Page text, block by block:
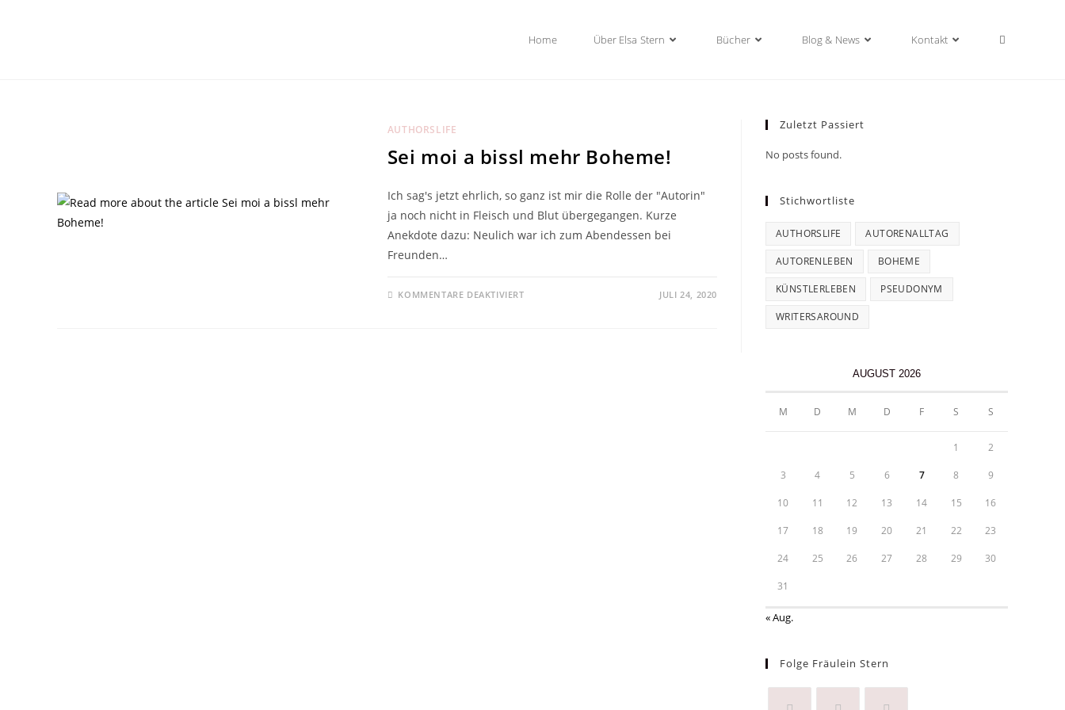
Home Über Elsa Stern Bücher Blog & News Kontakt
AUTHORSLIFE
Sei moi a bissl mehr Boheme!
Ich sag's jetzt ehrlich, so ganz ist mir die Rolle der "Autorin"
ja noch nicht in Fleisch und Blut übergegangen. Kurze
Anekdote dazu: Neulich war ich zum Abendessen bei
Freunden…
KOMMENTARE DEAKTIVIERT JULI 24, 2020
Zuletzt Passiert
No posts found.
Stichwortliste
AUTHORSLIFE AUTORENALLTAG
AUTORENLEBEN BOHEME
KÜNSTLERLEBEN PSEUDONYM
WRITERSAROUND
AUGUST 2026
M D M D F S S
1 2
3 4 5 6 7 8 9
10 11 12 13 14 15 16
17 18 19 20 21 22 23
24 25 26 27 28 29 30
31
« Aug.
Folge Fräulein Stern